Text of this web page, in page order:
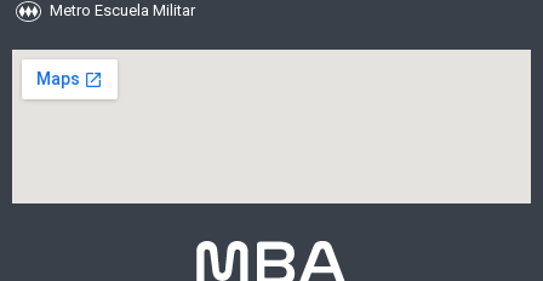
Metro Escuela Militar